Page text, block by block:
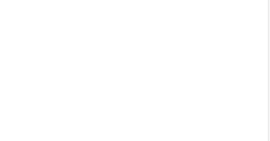
өдрүүдэд
мэндийн
дараах
ажиллана